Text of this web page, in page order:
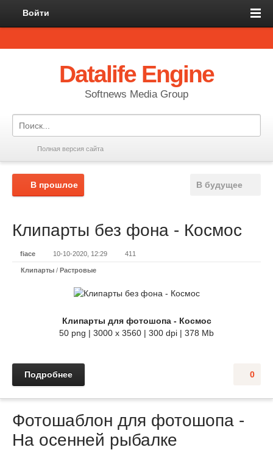
Войти
Datalife Engine
Softnews Media Group
Полная версия сайта
В будущее
В прошлое
Клипарты без фона - Космос
fiace 10-10-2020, 12:29 411
Клипарты / Растровые
Клипарты для фотошопа - Космос
50 png | 3000 х 3560 | 300 dpi | 378 Mb
0
Подробнее
Фотошаблон для фотошопа -
На осенней рыбалке